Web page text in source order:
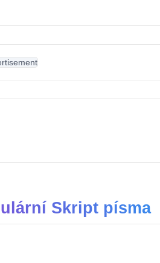
Skript písma